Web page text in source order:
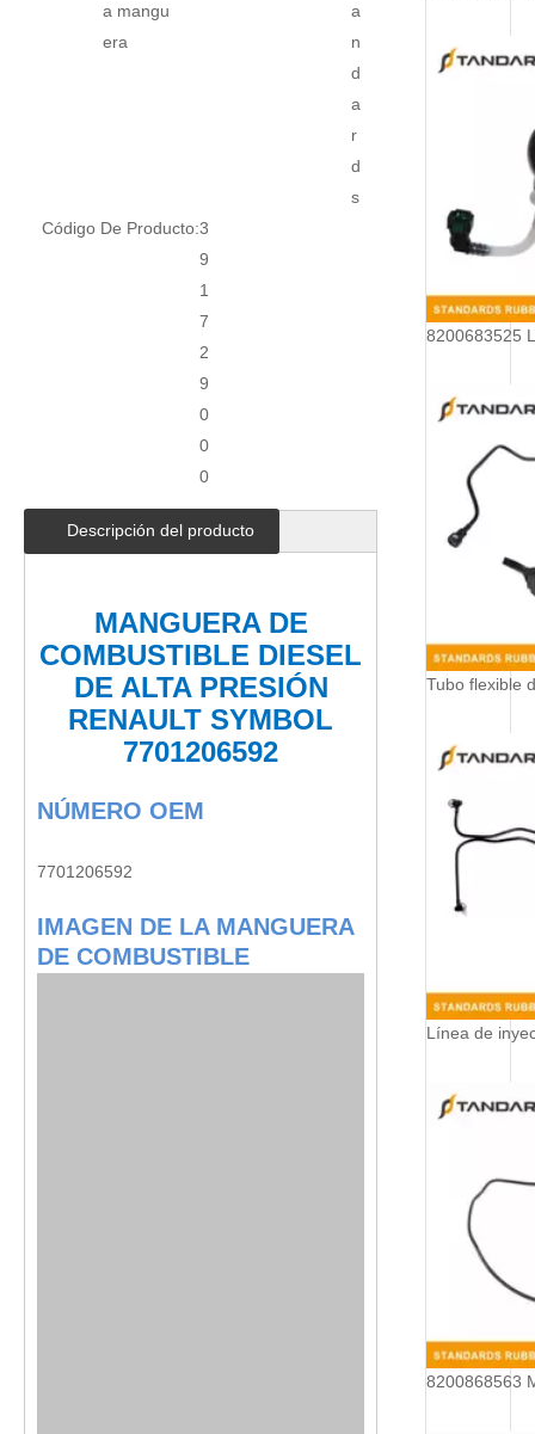
a mangu
era
a
n
d
a
r
d
s
Código De Producto:3
9
1
7
2
9
0
0
0
Descripción del producto
MANGUERA DE
COMBUSTIBLE DIESEL
DE ALTA PRESIÓN
RENAULT SYMBOL
7701206592
NÚMERO OEM
7701206592
IMAGEN DE LA MANGUERA
DE COMBUSTIBLE